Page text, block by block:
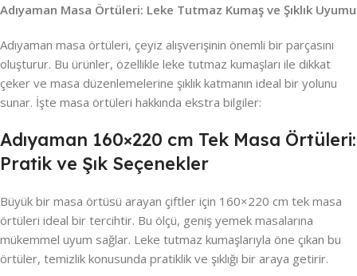
Adıyaman Masa Örtüleri: Leke Tutmaz Kumaş ve Şıklık Uyumu
Adıyaman masa örtüleri, çeyiz alışverişinin önemli bir parçasını
oluşturur. Bu ürünler, özellikle leke tutmaz kumaşları ile dikkat
çeker ve masa düzenlemelerine şıklık katmanın ideal bir yolunu
sunar. İşte masa örtüleri hakkında ekstra bilgiler:
Adıyaman 160×220 cm Tek Masa Örtüleri:
Pratik ve Şık Seçenekler
Büyük bir masa örtüsü arayan çiftler için 160×220 cm tek masa
örtüleri ideal bir tercihtir. Bu ölçü, geniş yemek masalarına
mükemmel uyum sağlar. Leke tutmaz kumaşlarıyla öne çıkan bu
örtüler, temizlik konusunda pratiklik ve şıklığı bir araya getirir.